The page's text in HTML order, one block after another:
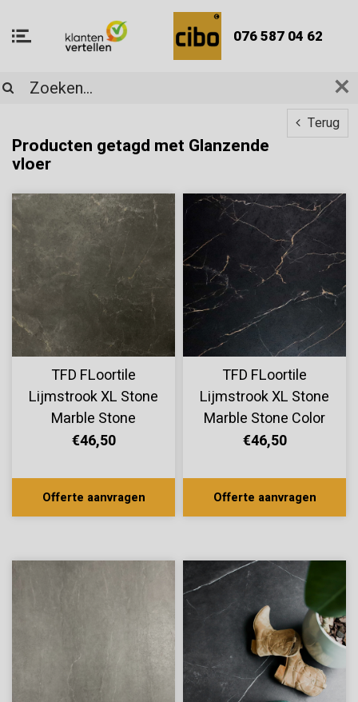
076 587 04 62
Terug
Producten getagd met Glanzende
vloer
TFD FLoortile
Lijmstrook XL Stone
Marble Stone
Antraciet
€46,50
Offerte aanvragen
TFD FLoortile
Lijmstrook XL Stone
Marble Stone Color
€46,50
Offerte aanvragen